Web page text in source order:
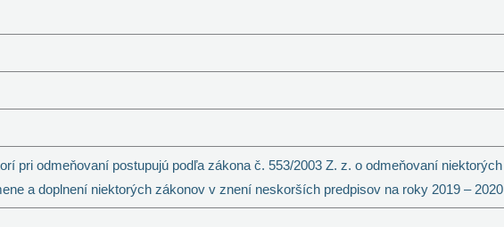
pri odmeňovaní postupujú podľa zákona č. 553/2003 Z. z. o odmeňovaní niektorých
a doplnení niektorých zákonov v znení neskorších predpisov na roky 2019 – 2020